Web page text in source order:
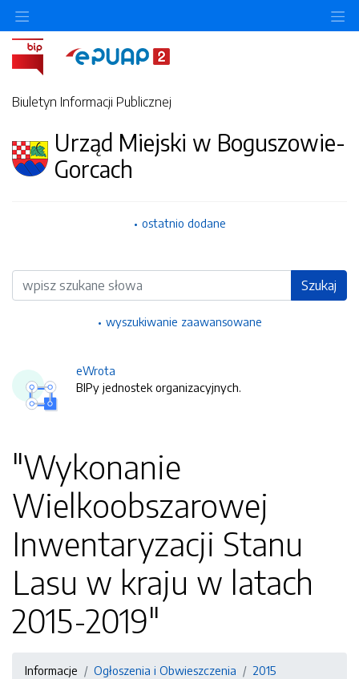
Biuletyn Informacji Publicznej
Urząd Miejski w Boguszowie-
Gorcach
ostatnio dodane
Wyszukiwarka Szukaj
wyszukiwanie zaawansowane
eWrota
BIPy jednostek organizacyjnych.
"Wykonanie
Wielkoobszarowej
Inwentaryzacji Stanu
Lasu w kraju w latach
2015-2019"
Informacje Ogłoszenia i Obwieszczenia
2015